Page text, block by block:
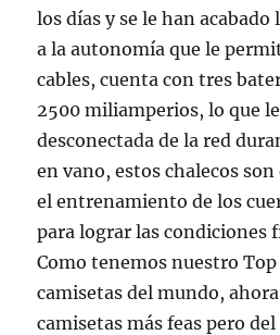
los días y se le han acabado
a la autonomía que le
cables, cuenta con tres
2500 miliamperios, lo que
desconectada de la red
en vano, estos chalecos
el entrenamiento de los
para lograr las condiciones
Como tenemos nuestro
camisetas del mundo,
camisetas más feas pero